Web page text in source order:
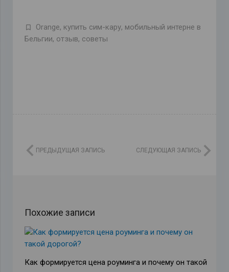
Orange, купить сим-кару, мобильный интерне в
Бельгии, отзыв, советы
ПРЕДЫДУЩАЯ ЗАПИСЬ СЛЕДУЮЩАЯ ЗАПИСЬ
Похожие записи
Как формируется цена роуминга и почему он такой